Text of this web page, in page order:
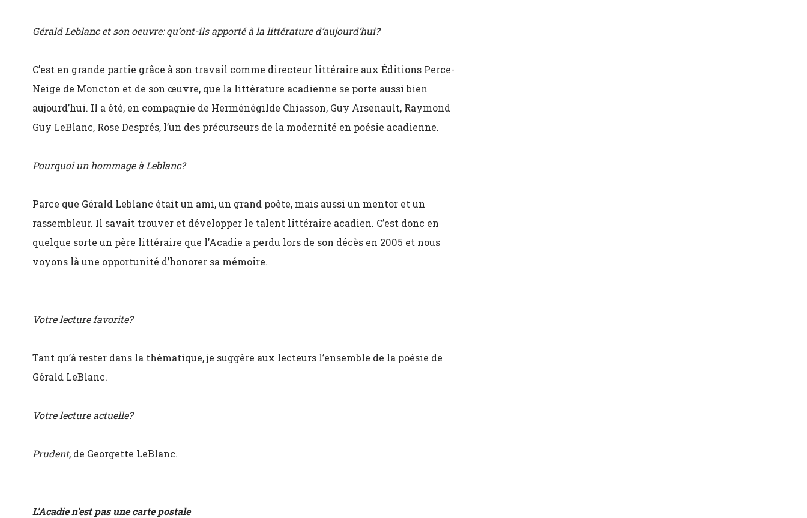
Gérald Leblanc et son oeuvre: qu’ont-ils apporté à la littérature d’aujourd’hui?
C’est en grande partie grâce à son travail comme directeur littéraire aux Éditions Perce-
Neige de Moncton et de son œuvre, que la littérature acadienne se porte aussi bien
aujourd’hui. Il a été, en compagnie de Herménégilde Chiasson, Guy Arsenault, Raymond
Guy LeBlanc, Rose Després, l’un des précurseurs de la modernité en poésie acadienne.
Pourquoi un hommage à Leblanc?
Parce que Gérald Leblanc était un ami, un grand poète, mais aussi un mentor et un
rassembleur. Il savait trouver et développer le talent littéraire acadien. C’est donc en
quelque sorte un père littéraire que l’Acadie a perdu lors de son décès en 2005 et nous
voyons là une opportunité d’honorer sa mémoire.
Votre lecture favorite?
Tant qu’à rester dans la thématique, je suggère aux lecteurs l’ensemble de la poésie de
Gérald LeBlanc.
Votre lecture actuelle?
Prudent, de Georgette LeBlanc.
L’Acadie n’est pas une carte postale